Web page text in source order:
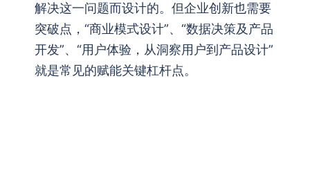
解决这一问题而设计的。但企业创新也需要
突破点，“商业模式设计”、“数据决策及产品
开发”、“用户体验，从洞察用户到产品设计”
就是常见的赋能关键杠杆点。